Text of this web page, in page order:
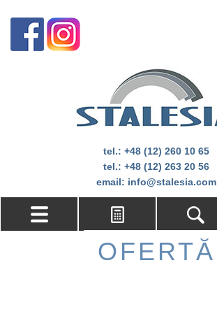
tel.: +48 (12) 260 10 65
tel.: +48 (12) 263 20 56
email: info@stalesia.com
OFERTĂ